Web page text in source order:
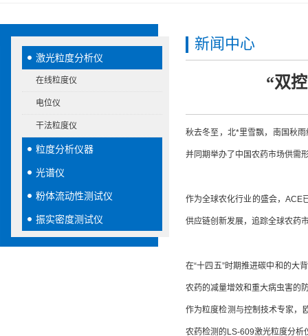
激光粒度分析仪
在线粒度仪
电位仪
干法粒度仪
粒度分析仪器
光谱仪
粉体流动性测试仪
振实密度测试仪
新闻中心
“双
秋去冬至，北*里雪飘，南国秋
并同期举办了中国农药市场供需
作为全球农化行业的盛会，ACE
供应链创新发展，追踪全球农药
在“十四五”时期推进碳中和的大
农药的减量增效和重大病虫害的
作为粒度检测与控制技术专家，
农药检测的LS-609激光粒度分析